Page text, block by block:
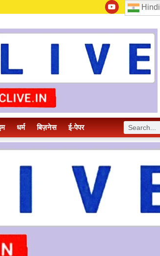
धर्म बिज़नेस ई-पेपर
Hindi